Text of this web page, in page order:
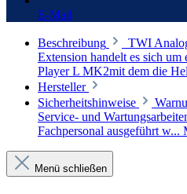
E-Mail
Beschreibung
TWI
Extension handelt es sich
Player L MK2mit dem die
Hersteller
Sicherheitshinweise
Service- und
Fachpersonal ausgeführt w...
Menü schließen